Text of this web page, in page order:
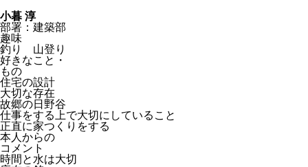
小暮 淳
部署：建築部
趣味
釣り 山登り
好きなこと・
もの
住宅の設計
大切な存在
故郷の日野谷
仕事をする上で大切にしていること
正直に家つくりをする
本人からの
コメント
時間と水は大切